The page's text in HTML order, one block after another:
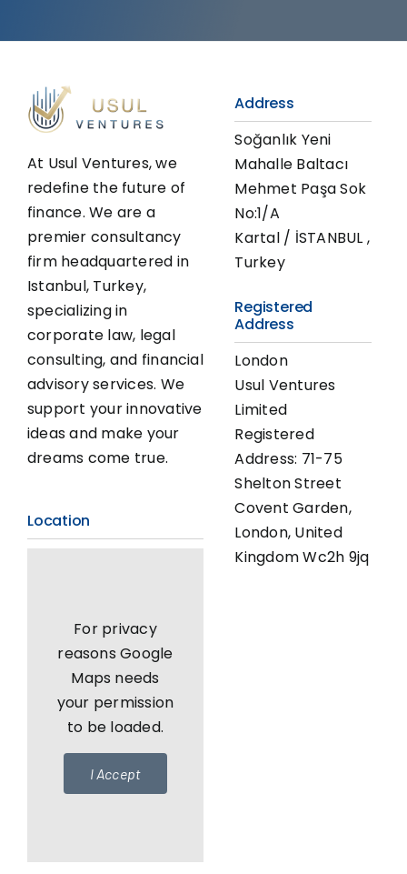
At Usul Ventures, we
redefine the future of
finance. We are a
premier consultancy
firm headquartered in
Istanbul, Turkey,
specializing in
corporate law, legal
consulting, and financial
advisory services. We
support your innovative
ideas and make your
dreams come true.
Location
For privacy
reasons Google
Maps needs
your permission
to be loaded.
I Accept
Address
Soğanlık Yeni
Mahalle Baltacı
Mehmet Paşa Sok
No:1/A
Kartal / İSTANBUL ,
Turkey
Registered
Address
London
Usul Ventures
Limited
Registered
Address: 71-75
Shelton Street
Covent Garden,
London, United
Kingdom Wc2h 9jq